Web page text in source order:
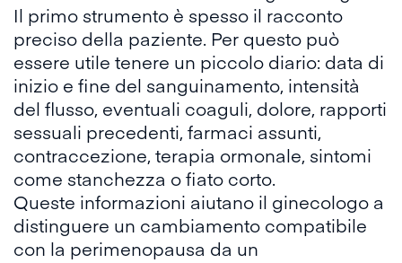
Il primo strumento è spesso il racconto
preciso della paziente. Per questo può
essere utile tenere un piccolo diario: data di
inizio e fine del sanguinamento, intensità
del flusso, eventuali coaguli, dolore, rapporti
sessuali precedenti, farmaci assunti,
contraccezione, terapia ormonale, sintomi
come stanchezza o fiato corto.
Queste informazioni aiutano il ginecologo a
distinguere un cambiamento compatibile
con la perimenopausa da un